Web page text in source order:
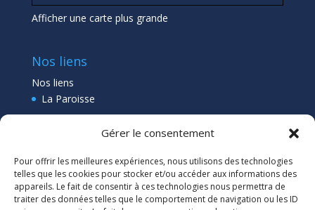
Gérer le consentement
Pour offrir les meilleures expériences, nous utilisons des technologies
telles que les cookies pour stocker et/ou accéder aux informations des
appareils. Le fait de consentir à ces technologies nous permettra de
traiter des données telles que le comportement de navigation ou les ID
Afficher une carte plus grande
Nos liens
Nos liens
La Paroisse
Ecole Pléneuf Val André–Erquy – Planguenoual
Lien admin